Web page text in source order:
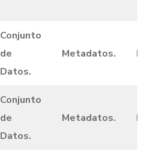
Conjunto
de
Datos.
Metadatos.
Conjunto
de
Datos.
Metadatos.